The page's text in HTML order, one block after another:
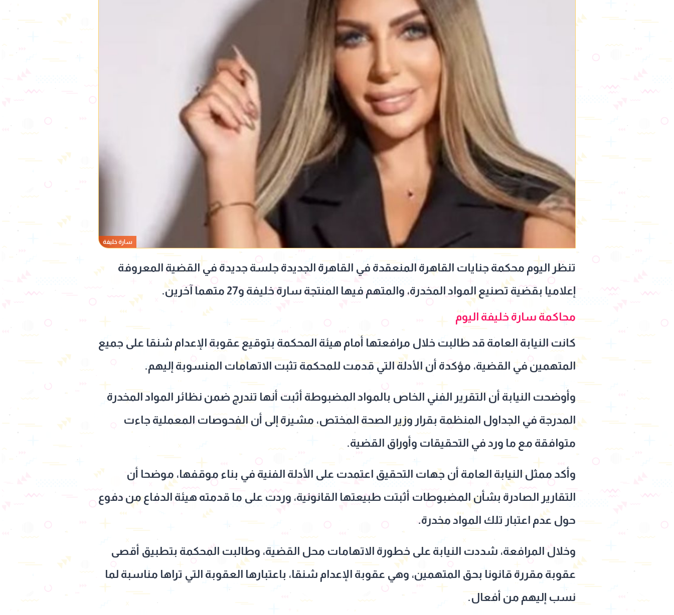
سارة خليفة
تنظر اليوم محكمة جنايات القاهرة المنعقدة في القاهرة الجديدة جلسة جديدة في القضية المعروفة
إعلاميا بقضية تصنيع المواد المخدرة، والمتهم فيها المنتجة سارة خليفة و27 متهما آخرين.
محاكمة سارة خليفة اليوم
كانت النيابة العامة قد طالبت خلال مرافعتها أمام هيئة المحكمة بتوقيع عقوبة الإعدام شنقا على جميع
المتهمين في القضية، مؤكدة أن الأدلة التي قدمت للمحكمة تثبت الاتهامات المنسوبة إليهم.
وأوضحت النيابة أن التقرير الفني الخاص بالمواد المضبوطة أثبت أنها تندرج ضمن نظائر المواد المخدرة
المدرجة في الجداول المنظمة بقرار وزير الصحة المختص، مشيرة إلى أن الفحوصات المعملية جاءت
متوافقة مع ما ورد في التحقيقات وأوراق القضية.
وأكد ممثل النيابة العامة أن جهات التحقيق اعتمدت على الأدلة الفنية في بناء موقفها، موضحا أن
التقارير الصادرة بشأن المضبوطات أثبتت طبيعتها القانونية، وردت على ما قدمته هيئة الدفاع من دفوع
حول عدم اعتبار تلك المواد مخدرة.
وخلال المرافعة، شددت النيابة على خطورة الاتهامات محل القضية، وطالبت المحكمة بتطبيق أقصى
عقوبة مقررة قانونا بحق المتهمين، وهي عقوبة الإعدام شنقا، باعتبارها العقوبة التي تراها مناسبة لما
نسب إليهم من أفعال.